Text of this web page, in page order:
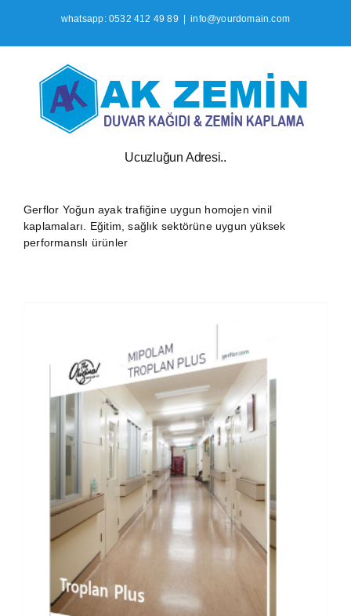
whatsapp: 0532 412 49 89 info@yourdomain.com
Ucuzluğun Adresi..
Gerflor Yoğun ayak trafiğine uygun homojen vinil
kaplamaları. Eğitim, sağlık sektörüne uygun yüksek
performanslı ürünler